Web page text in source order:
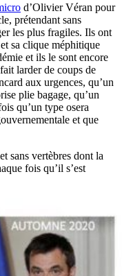
d’Olivier Véran pour
prétendant sans
les plus fragiles. Ils ont
sa clique méphitique
et ils le sont encore
larder de coups de
aux urgences, qu’un
plie bagage, qu’un
qu’un type osera
et que
sans vertèbres dont la
fois qu’il s’est